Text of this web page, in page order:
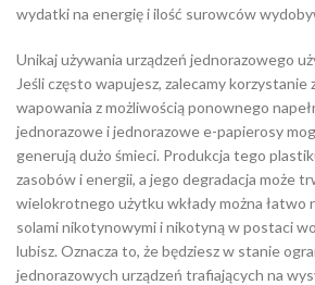
wydatki na energię i ilość surowców
Unikaj używania urządzeń jednorazowego
Jeśli często wapujesz, zalecamy korzystanie
wapowania z możliwością ponownego
jednorazowe i jednorazowe e-papierosy
generują dużo śmieci. Produkcja tego
zasobów i energii, a jego degradacja może
wielokrotnego użytku wkłady można łatwo
solami nikotynowymi i nikotyną w postaci
lubisz. Oznacza to, że będziesz w stanie
jednorazowych urządzeń trafiających na